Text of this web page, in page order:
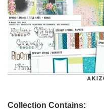
Collection Contains: